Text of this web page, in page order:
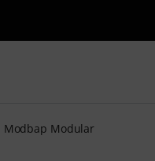
Modbap Modular